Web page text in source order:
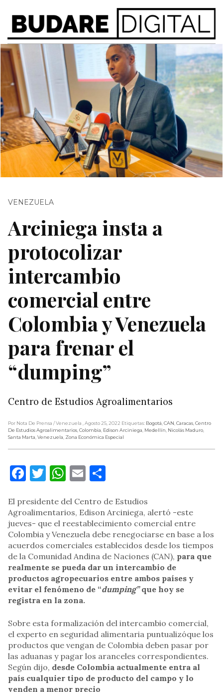
VENEZUELA
Arciniega insta a
protocolizar
intercambio
comercial entre
Colombia y Venezuela
para frenar el
“dumping”
Centro de Estudios Agroalimentarios
Por Nota De Prensa / Venezuela , Agosto 25, 2022 Etiquetas: Bogotá,CAN,Caracas,Centro
De Estudios Agroalimentarios,Colombia, Edison Arciniega, Medellín, Nicolás Maduro,
Santa Marta,Venezuela, Zona Económica Especial
Facebook
Twitter
WhatsApp
Email
El presidente del Centro de Estudios
Agroalimentarios, Edison Arciniega, alertó -este
jueves- que el reestablecimiento comercial entre
Colombia y Venezuela debe renegociarse en base a los
acuerdos comerciales establecidos desde los tiempos
de la Comunidad Andina de Naciones (CAN), para que
realmente se pueda dar un intercambio de
productos agropecuarios entre ambos países y
evitar el fenómeno de “dumping”que hoy se
registra en la zona.
Sobre esta formalización del intercambio comercial,
el experto en seguridad alimentaria puntualizóque los
productos que vengan de Colombia deben pasar por
las aduanas y pagar los aranceles correspondientes.
Según dijo, desde Colombia actualmente entra al
país cualquier tipo de producto del campo y lo
venden a menor precio